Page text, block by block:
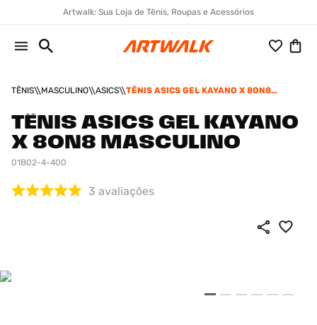
Artwalk: Sua Loja de Tênis, Roupas e Acessórios
TÊNIS MASCULINO ASICS
TÊNIS ASICS GEL KAYANO X 8ON8
TÊNIS ASICS GEL KAYANO
X 8ON8 MASCULINO
01B02-4-400
3 avaliações